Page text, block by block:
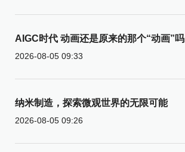
AIGC时代 动画还是原来的那个“动画”吗
2026-08-05 09:33
纳米制造，探索微观世界的无限可能
2026-08-05 09:26